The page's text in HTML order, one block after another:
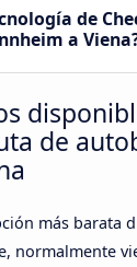
de
a
de
más barata
normalmente